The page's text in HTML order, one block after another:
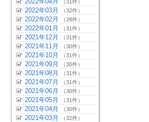
（31件）
2022年03月 （32件）
2022年02月 （28件）
2022年01月 （31件）
2021年12月 （31件）
2021年11月 （30件）
2021年10月 （31件）
2021年09月 （30件）
2021年08月 （31件）
2021年07月 （31件）
2021年06月 （30件）
2021年05月 （31件）
2021年04月 （30件）
2021年03月 （32件）